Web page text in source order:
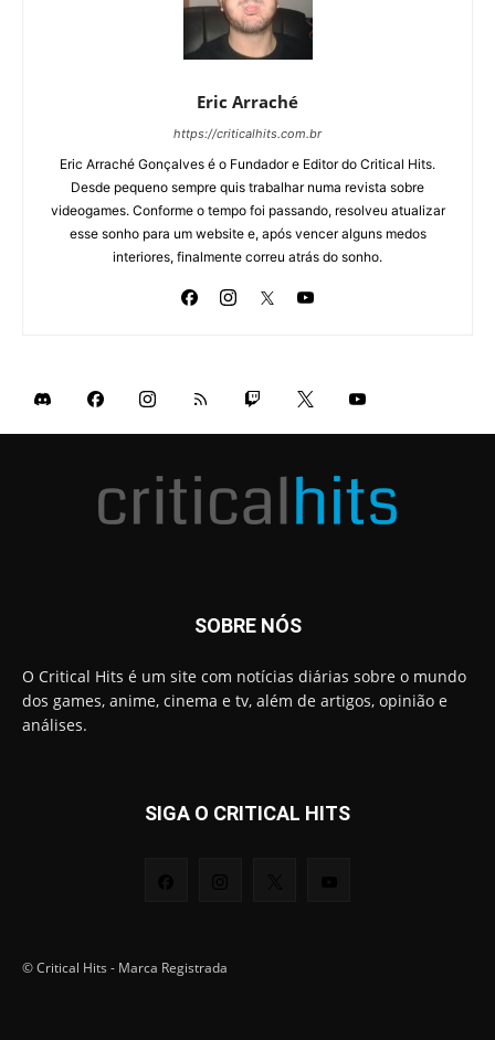
Eric Arraché
https://criticalhits.com.br
Eric Arraché Gonçalves é o Fundador e Editor do Critical Hits.
Desde pequeno sempre quis trabalhar numa revista sobre
videogames. Conforme o tempo foi passando, resolveu atualizar
esse sonho para um website e, após vencer alguns medos
interiores, finalmente correu atrás do sonho.
SOBRE NÓS
O Critical Hits é um site com notícias diárias sobre o mundo
dos games, anime, cinema e tv, além de artigos, opinião e
análises.
SIGA O CRITICAL HITS
© Critical Hits - Marca Registrada